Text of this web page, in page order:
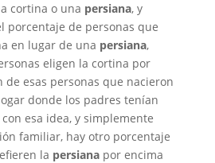
cortina o una persiana, y
porcentaje de personas que
en lugar de una persiana,
eligen la cortina por
de esas personas que nacieron
donde los padres tenían
esa idea, y simplemente
familiar, hay otro porcentaje
la persianapor encima